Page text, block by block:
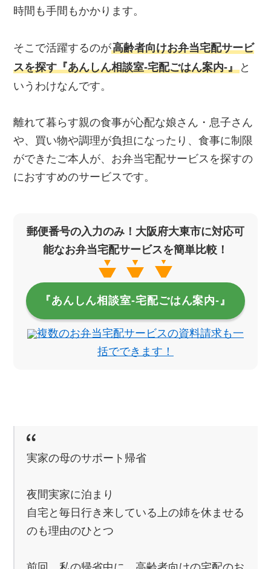
時間も手間もかかります。
そこで活躍するのが高齢者向けお弁当宅配サービ
スを探す『あんしん相談室‐宅配ごはん案内‐』 と
いうわけなんです。
離れて暮らす親の食事が心配な娘さん・息子さん
や、買い物や調理が負担になったり、食事に制限
ができたご本人が、お弁当宅配サービスを探すの
におすすめのサービスです。
郵便番号の入力のみ！大阪府大東市に対応可
能なお弁当宅配サービスを簡単比較！
『あんしん相談室‐宅配ごはん案内‐』
複数のお弁当宅配サービスの資料請求も一
括でできます！
実家の母のサポート帰省
夜間実家に泊まり
自宅と毎日行き来している上の姉を休ませる
のも理由のひとつ